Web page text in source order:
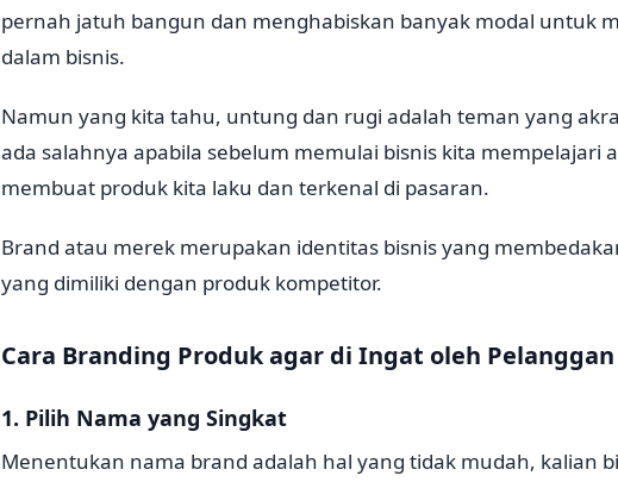
pernah jatuh bangun dan menghabiskan banyak modal untuk
dalam bisnis.
Namun yang kita tahu, untung dan rugi adalah teman yang
ada salahnya apabila sebelum memulai bisnis kita mempelajari
membuat produk kita laku dan terkenal di pasaran.
Brand atau merek merupakan identitas bisnis yang
yang dimiliki dengan produk kompetitor.
Cara Branding Produk agar di Ingat oleh Pelanggan
1. Pilih Nama yang Singkat
Menentukan nama brand adalah hal yang tidak mudah, kalian